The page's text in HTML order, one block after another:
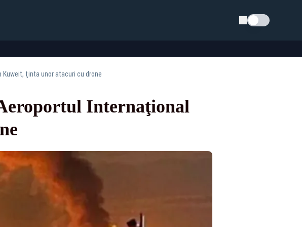
Schimba tema
Kuweit, ţinta unor atacuri cu drone
Internaţional